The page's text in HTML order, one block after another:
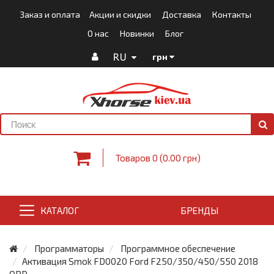
Заказ и оплата Акции и скидки Доставка
Контакты
О нас
Новинки Блог
RU грн
Товаров 0 (0.00 грн)
КАТАЛОГ БРЕНДЫ
Программаторы
Программное обеспечение
Активация Smok FD0020 Ford F250/350/450/550 2018